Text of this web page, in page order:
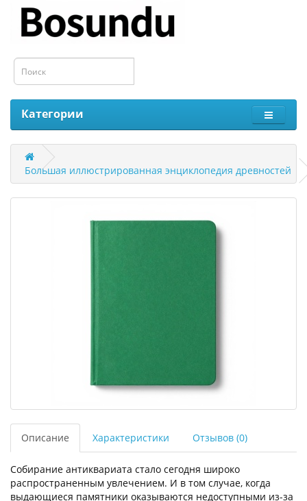
Категории
Большая иллюстрированная энциклопедия древностей
Описание Характеристики Отзывов (0)
Собирание антиквариата стало сегодня широко
распространенным увлечением. И в том случае, когда
выдающиеся памятники оказываются недоступными из-за